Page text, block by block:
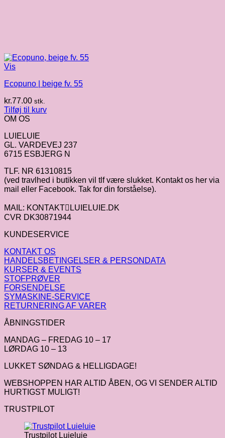
Vis
Ecopuno | beige fv. 55
kr.77.00 stk.
Tilføj til kurv
OM OS
LUIELUIE
GL. VARDEVEJ 237
6715 ESBJERG N
TLF. NR 61310815
(ved travlhed i butikken vil tlf være slukket. Kontakt os her via
mail eller Facebook. Tak for din forståelse).
MAIL: KONTAKTLUIELUIE.DK
CVR DK30871944
KUNDESERVICE
KONTAKT OS
HANDELSBETINGELSER & PERSONDATA
KURSER & EVENTS
STOFPRØVER
FORSENDELSE
SYMASKINE-SERVICE
RETURNERING AF VARER
ÅBNINGSTIDER
MANDAG – FREDAG 10 – 17
LØRDAG 10 – 13
LUKKET SØNDAG & HELLIGDAGE!
WEBSHOPPEN HAR ALTID ÅBEN, OG VI SENDER ALTID
HURTIGST MULIGT!
TRUSTPILOT
Trustpilot Luieluie